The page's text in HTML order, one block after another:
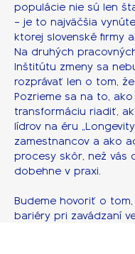
populácie nie sú len
– je to najväčšia
ktorej slovenské firmy
Na druhých
Inštitútu zmeny sa
rozprávať len o tom,
Pozrieme sa na to,
transformáciu riadiť,
lídrov na éru
zamestnancov a ako
procesy skôr, než vás
dobehne v praxi.
Budeme hovoriť o
bariéry pri zavádzaní